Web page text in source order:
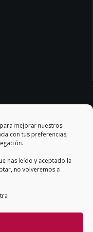
mejorar nuestros
con tus preferencias,
has leído y aceptado la
no volveremos a